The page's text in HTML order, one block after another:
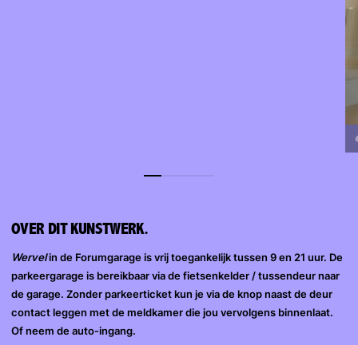
OVER DIT KUNSTWERK.
Wervelin de Forumgarage is vrij toegankelijk tussen 9 en 21 uur. De
parkeergarage is bereikbaar via de fietsenkelder / tussendeur naar
de garage. Zonder parkeerticket kun je via de knop naast de deur
contact leggen met de meldkamer die jou vervolgens binnenlaat.
Of neem de auto-ingang.